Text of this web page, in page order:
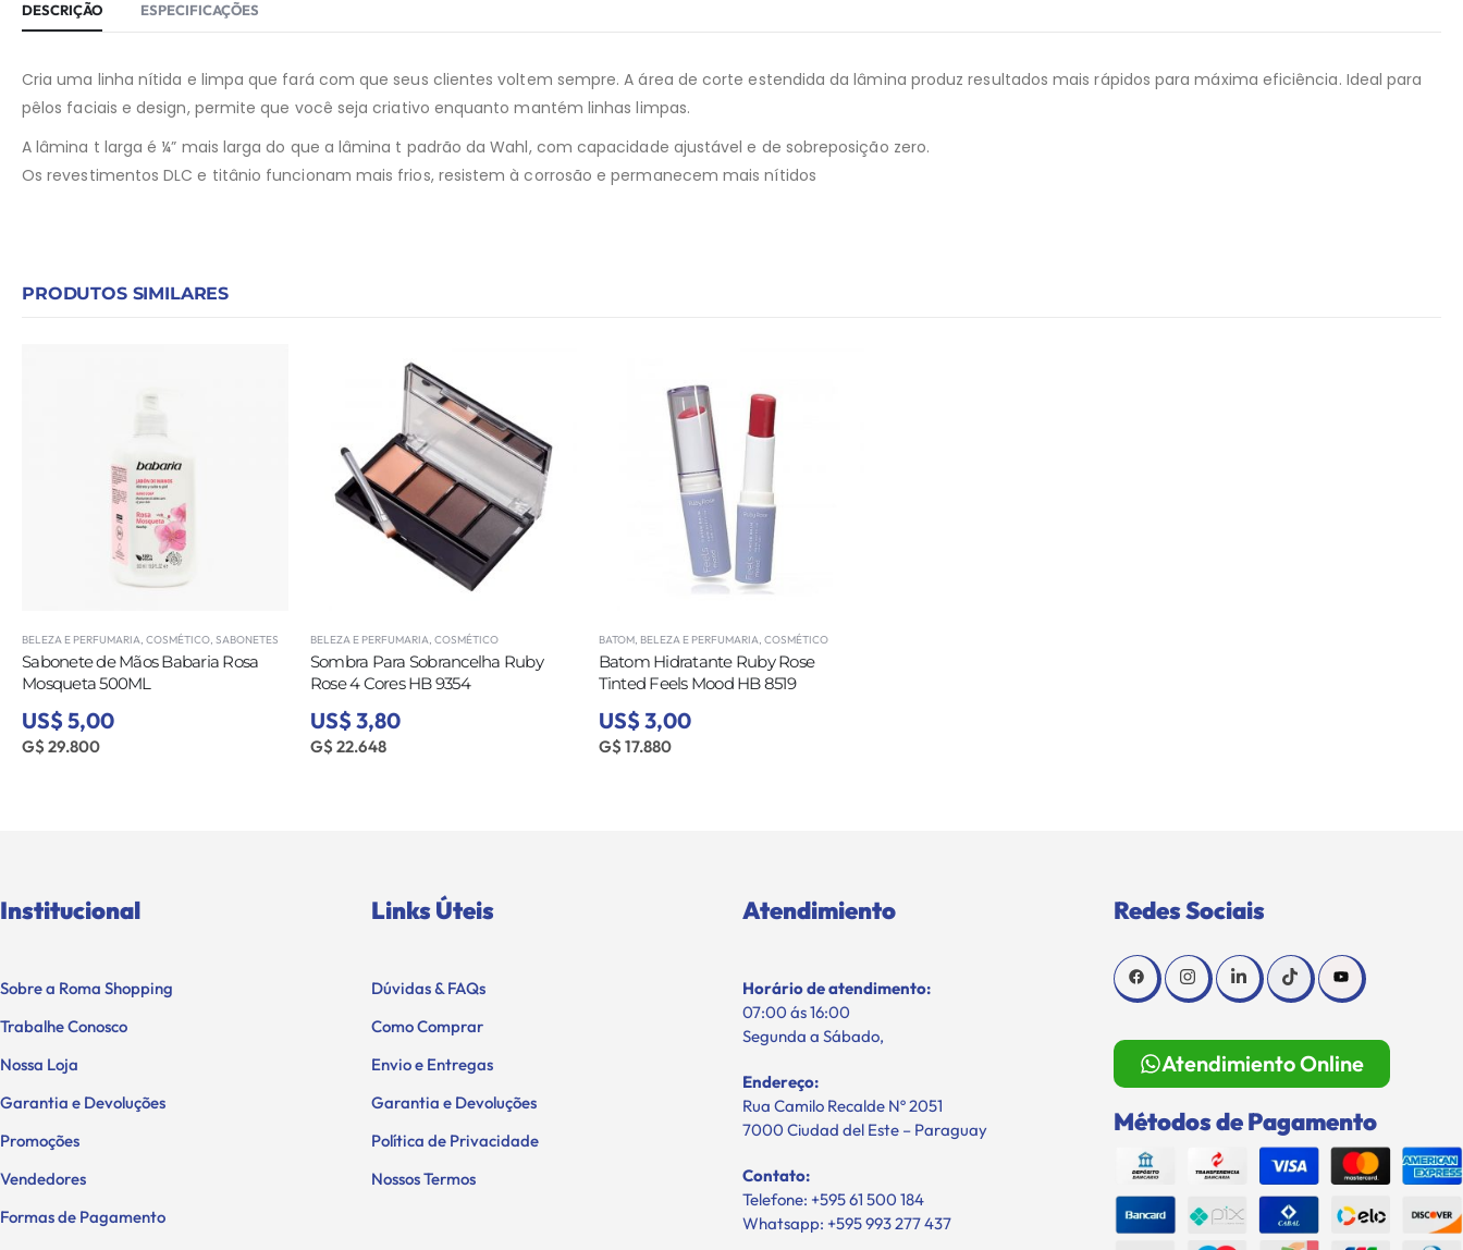
DESCRIÇÃO ESPECIFICAÇÕES
Cria uma linha nítida e limpa que fará com que seus clientes voltem sempre. A área de corte estendida da lâmina produz resultados mais rápidos para máxima eficiência. Ideal para
pêlos faciais e design, permite que você seja criativo enquanto mantém linhas limpas.
A lâmina t larga é ¼” mais larga do que a lâmina t padrão da Wahl, com capacidade ajustável e de sobreposição zero.
Os revestimentos DLC e titânio funcionam mais frios, resistem à corrosão e permanecem mais nítidos
PRODUTOS SIMILARES
BELEZA E PERFUMARIA, COSMÉTICO, SABONETES
Sabonete de Mãos Babaria Rosa
Mosqueta 500ML
US$ 5,00
G$ 29.800
BELEZA E PERFUMARIA, COSMÉTICO
Sombra Para Sobrancelha Ruby
Rose 4 Cores HB 9354
US$ 3,80
G$ 22.648
BATOM, BELEZA E PERFUMARIA, COSMÉTICO
Batom Hidratante Ruby Rose
Tinted Feels Mood HB 8519
US$ 3,00
G$ 17.880
Institucional
Sobre a Roma Shopping
Trabalhe Conosco
Nossa Loja
Garantia e Devoluções
Promoções
Vendedores
Formas de Pagamento
Links Úteis
Dúvidas & FAQs
Como Comprar
Envio e Entregas
Garantia e Devoluções
Política de Privacidade
Nossos Termos
Atendimiento
Horário de atendimento:
07:00 ás 16:00
Segunda a Sábado,
Endereço:
Rua Camilo Recalde Nº 2051
7000 Ciudad del Este – Paraguay
Contato:
Telefone: +595 61 500 184
Whatsapp: +595 993 277 437
Redes Sociais
Atendimiento Online
Métodos de Pagamento